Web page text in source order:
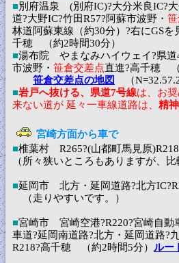
■別府温泉 (別府IC)?大分米良IC?大
道?大野IC?竹田R57?阿蘇市波野・
林道阿蘇東線（約30分）?右にGSを
千穂 （約2時間30分）
■湯布院 やまなみハイウェイ?県道
市波野・ 笹倉交差点直進?高千穂 （
笹倉交差点の地図
（
■岩戸へ抜ける、県道7号線は、お
来ない道が 延々一車線道路は、 精
宮崎方面から車で
■椎葉村 R265?(山都町馬見原
（所々狭いところもありますが、
■延岡市 北方・延岡道路?北方
（走りやすいです。）
■宮崎市 宮崎空港?R220?宮崎自動
車道?延岡南道路?北方・延岡道路?
R218?高千穂 （約2時間5分） ルー